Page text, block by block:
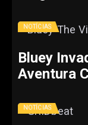
NOTÍCIAS
Bluey
Aventura
NOTÍCIAS